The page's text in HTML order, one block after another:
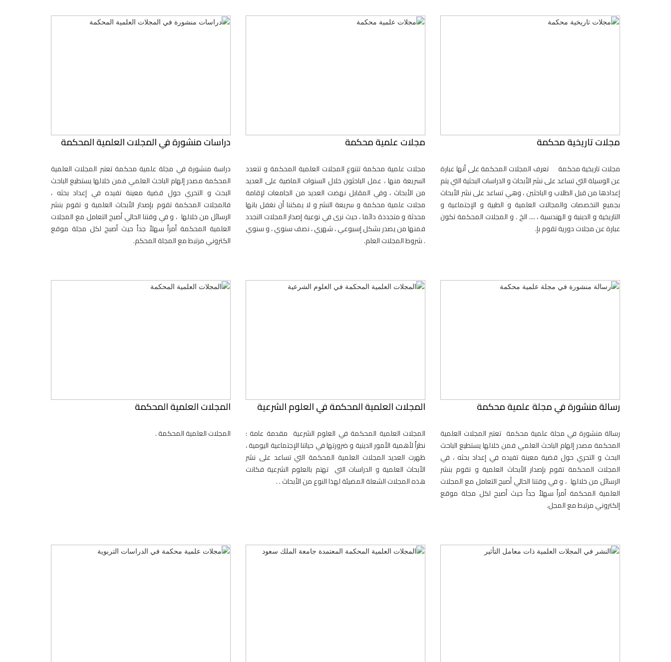
مجلات تاريخية محكمة
مجلات تاريخية محكمة تعرف المجلات المحكمة على أنها عبارة
عن الوسيلة التي تساعد على نشر الأبحاث و الدراسات البحثية التي يتم
إعدادها من قبل الطلاب و الباحثين ، وهي تساعد على نشر الأبحاث
بجميع التخصصات والمجالات العلمية و الطبية و الإجتماعية و
التاريخية و الدينية و الهندسية ، .... الخ . و المجلات المحكمة تكون
عبارة عن مجلات دورية تقوم بإ.
مجلات علمية محكمة
مجلات علمية محكمة تتنوع المجلات العلمية المحكمة و تتعدد
السريعة منها ، عمل الباحثون خلال السنوات الماضية على العديد
من الأبحاث ، وفي المقابل نهضت العديد من الجامعات لإقامة
مجلات علمية محكمة و سريعة النشر و لا يمكننا أن نغفل بانها
محدثة و متجددة دائما ، حيث نرى في نوعية إصدار المجلات التجدد
فمنها من يصدر بشكل إسبوعي ، شهري ، نصف سنوي ، و سنوي
. شروط المجلات العلم.
دراسات منشورة في المجلات العلمية المحكمة
دراسة منشورة في مجلة علمية محكمة تعتبر المجلات العلمية
المحكمة مصدر إلهام الباحث العلمي فمن خلالها يستطيع الباحث
البحث و التحري حول قضية معينة تفيده في إعداد بحثه ،
فالمجلات المحكمة تقوم بإصدار الأبحاث العلمية و تقوم بنشر
الرسائل من خلالها ، و في وقتنا الحالي أصبح التعامل مع المجلات
العلمية المحكمة أمراً سهلاً جداً حيث أصبح لكل مجلة موقع
الكتروني مرتبط مع المجلة المحكم.
رسالة منشورة في مجلة علمية محكمة
رسالة منشورة في مجلة علمية محكمة تعتبر المجلات العلمية
المحكمة مصدر إلهام الباحث العلمي فمن خلالها يستطيع الباحث
البحث و التحري حول قضية معينة تفيده في إعداد بحثه ، في
المجلات المحكمة تقوم بإصدار الأبحاث العلمية و تقوم بنشر
الرسائل من خلالها ، و في وقتنا الحالي أصبح التعامل مع المجلات
العلمية المحكمة أمراً سهلاً جداً حيث أصبح لكل مجلة موقع
إلكتروني مرتبط مع المجل.
المجلات العلمية المحكمة في العلوم الشرعية
المجلات العلمية المحكمة في العلوم الشرعية مقدمة عامة :
نطراً لأهمية الأمور الدينية و ضرورتها في حياتنا الإجتماعية اليومية ،
ظهرت العديد المجلات العلمية المحكمة التي تساعد على نشر
الأبحاث العلمية و الدراسات التي تهتم بالعلوم الشرعية فكانت
هذه المجلات الشعلة المضيئة لهذا النوع من الأبحاث . .
المجلات العلمية المحكمة
المجلات العلمية المحكمة .